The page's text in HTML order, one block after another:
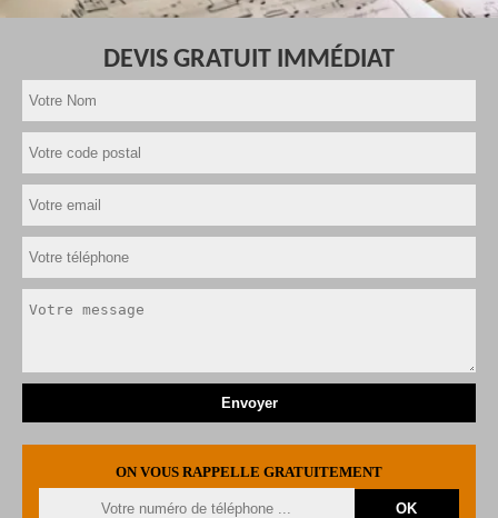
DEVIS GRATUIT IMMÉDIAT
ON VOUS RAPPELLE GRATUITEMENT